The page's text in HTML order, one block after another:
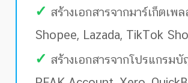
✓ สร้างเอกสารจากมาร์เก็ตเพ
Shopee, Lazada, TikTok
✓ สร้างเอกสารจากโปรแกรม